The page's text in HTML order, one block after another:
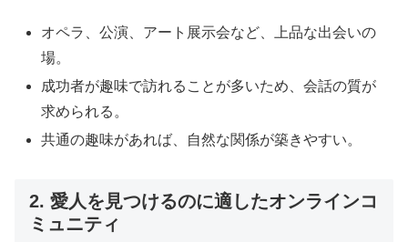
オペラ、公演、アート展示会など、上品な出会いの
場。
成功者が趣味で訪れることが多いため、会話の質が
求められる。
共通の趣味があれば、自然な関係が築きやすい。
2. 愛人を見つけるのに適したオンラインコ
ミュニティ